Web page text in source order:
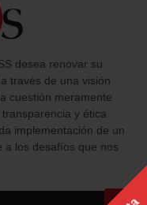
desea renovar su
través de una visión
cuestión meramente
y ética
implementación de un
a los desafíos que nos